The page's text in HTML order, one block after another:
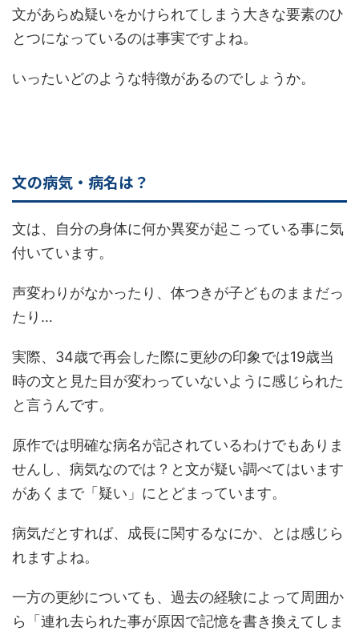
文があらぬ疑いをかけられてしまう大きな要素のひ
とつになっているのは事実ですよね。
いったいどのような特徴があるのでしょうか。
文の病気・病名は？
文は、自分の身体に何か異変が起こっている事に気
付いています。
声変わりがなかったり、体つきが子どものままだっ
たり…
実際、34歳で再会した際に更紗の印象では19歳当
時の文と見た目が変わっていないように感じられた
と言うんです。
原作では明確な病名が記されているわけでもありま
せんし、病気なのでは？と文が疑い調べてはいます
があくまで「疑い」にとどまっています。
病気だとすれば、成長に関するなにか、とは感じら
れますよね。
一方の更紗についても、過去の経験によって周囲か
ら「連れ去られた事が原因で記憶を書き換えてしま